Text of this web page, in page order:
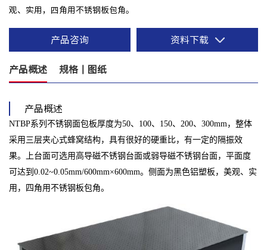
观、实用，四角用不锈钢板包角。
产品咨询 资料下载
产品概述 规格丨图纸
产品概述
NTBP系列不锈钢面包板厚度为50、100、150、200、300mm，整体
采用三层夹心式蜂窝结构，具有很好的硬重比，有一定的隔振效
果。上台面可选用高导磁不锈钢台面或弱导磁不锈钢台面，平面度
可达到0.02~0.05mm/600mm×600mm。侧面为黑色铝塑板，美观、实
用，四角用不锈钢板包角。